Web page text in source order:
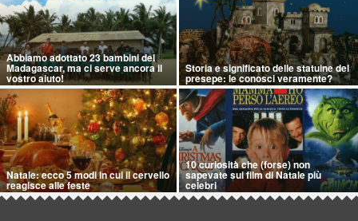
Abbiamo adottato 23 bambini del
Madagascar, ma ci serve ancora il
vostro aiuto!
Storia e significato delle statuine del
presepe: le conosci veramente?
Natale: ecco 5 modi in cui il cervello
reagisce alle feste
10 curiosità che (forse) non
sapevate sui film di Natale più
celebri